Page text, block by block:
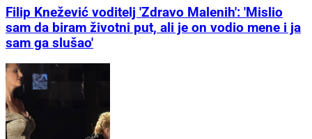
Filip Knežević voditelj 'Zdravo Malenih': 'Mislio
sam da biram životni put, ali je on vodio mene i ja
sam ga slušao'